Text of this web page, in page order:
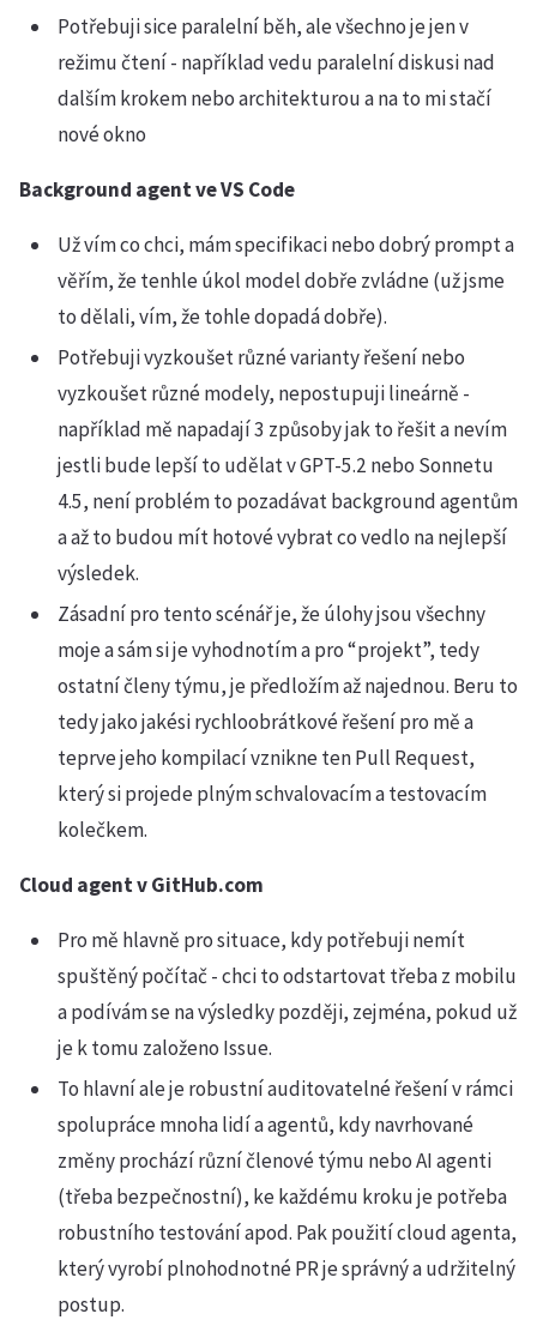
Potřebuji sice paralelní běh, ale všechno je jen v
režimu čtení - například vedu paralelní diskusi nad
dalším krokem nebo architekturou a na to mi stačí
nové okno
Background agent ve VS Code
Už vím co chci, mám specifikaci nebo dobrý prompt a
věřím, že tenhle úkol model dobře zvládne (už jsme
to dělali, vím, že tohle dopadá dobře).
Potřebuji vyzkoušet různé varianty řešení nebo
vyzkoušet různé modely, nepostupuji lineárně -
například mě napadají 3 způsoby jak to řešit a nevím
jestli bude lepší to udělat v GPT-5.2 nebo Sonnetu
4.5, není problém to pozadávat background agentům
a až to budou mít hotové vybrat co vedlo na nejlepší
výsledek.
Zásadní pro tento scénář je, že úlohy jsou všechny
moje a sám si je vyhodnotím a pro “projekt”, tedy
ostatní členy týmu, je předložím až najednou. Beru to
tedy jako jakési rychloobrátkové řešení pro mě a
teprve jeho kompilací vznikne ten Pull Request,
který si projede plným schvalovacím a testovacím
kolečkem.
Cloud agent v GitHub.com
Pro mě hlavně pro situace, kdy potřebuji nemít
spuštěný počítač - chci to odstartovat třeba z mobilu
a podívám se na výsledky později, zejména, pokud už
je k tomu založeno Issue.
To hlavní ale je robustní auditovatelné řešení v rámci
spolupráce mnoha lidí a agentů, kdy navrhované
změny prochází různí členové týmu nebo AI agenti
(třeba bezpečnostní), ke každému kroku je potřeba
robustního testování apod. Pak použití cloud agenta,
který vyrobí plnohodnotné PR je správný a udržitelný
postup.